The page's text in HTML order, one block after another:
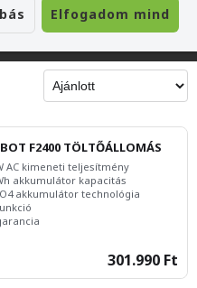
energiaállomás
F2400 TÖLTŐÁLLOMÁS
AC kimeneti teljesítmény
akkumulátor kapacitás
akkumulátor technológia
301.990 Ft
Elfogadom mind